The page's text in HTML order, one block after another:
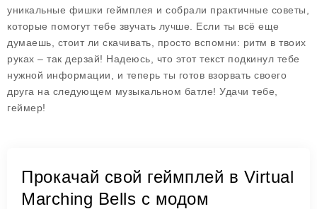
уникальные фишки геймплея и собрали практичные советы,
которые помогут тебе звучать лучше. Если ты всё еще
думаешь, стоит ли скачивать, просто вспомни: ритм в твоих
руках – так дерзай! Надеюсь, что этот текст подкинул тебе
нужной информации, и теперь ты готов взорвать своего
друга на следующем музыкальном батле! Удачи тебе,
геймер!
Прокачай свой геймплей в Virtual
Marching Bells с модом